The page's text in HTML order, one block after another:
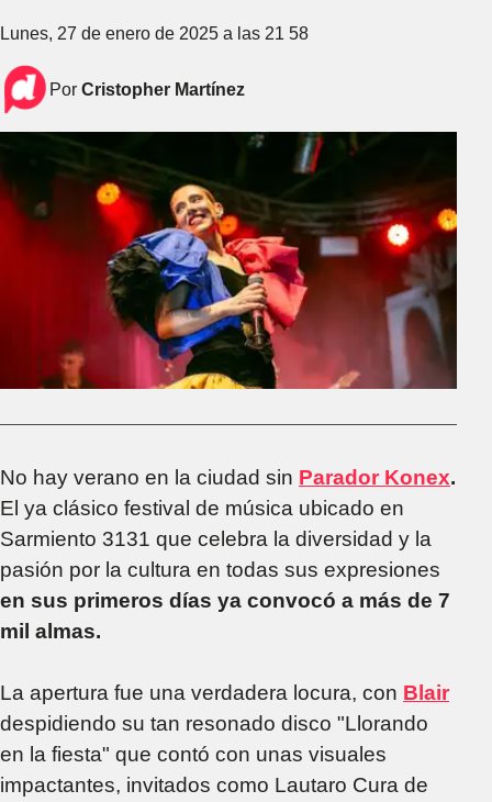
Lunes, 27 de enero de 2025 a las 21 58
Por Cristopher Martínez
No hay verano en la ciudad sin Parador Konex.
El ya clásico festival de música ubicado en
Sarmiento 3131 que celebra la diversidad y la
pasión por la cultura en todas sus expresiones
en sus primeros días ya convocó a más de 7
mil almas.
La apertura fue una verdadera locura, con Blair
despidiendo su tan resonado disco "Llorando
en la fiesta" que contó con unas visuales
impactantes, invitados como Lautaro Cura de